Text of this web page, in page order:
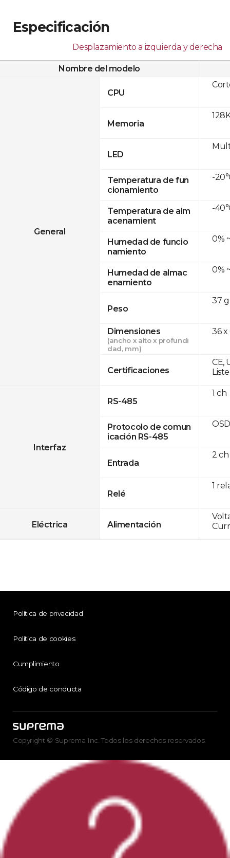
Especificación
Desplazamiento a izquierda y derecha
Nombre del modelo
General
CPU
Memoria
LED
Temperatura de fun
cionamiento
Temperatura de alm
acenamient
Humedad de funcio
namiento
Humedad de almac
enamiento
Peso
Dimensiones
(ancho x alto x profundi
dad, mm)
Certificaciones
Interfaz
RS-485
Protocolo de comun
icación RS-485
Entrada
Relé
Eléctrica Alimentación
-
-
0%
0%
37 g
36 x
CE,
1 ch
2 ch
1
Política de privacidad
Política de cookies
Cumplimiento
Código de conducta
Copyright © Suprema Inc. Todos los derechos reservados.